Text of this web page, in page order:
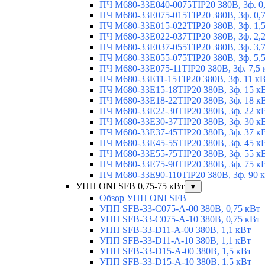
ПЧ M680-33E040-0075TIP20 380В, 3ф.
ПЧ M680-33E075-015TIP20 380В, 3ф.
ПЧ M680-33E015-022TIP20 380В, 3ф.
ПЧ M680-33E022-037TIP20 380В, 3ф.
ПЧ M680-33E037-055TIP20 380В, 3ф.
ПЧ M680-33E055-075TIP20 380В, 3ф.
ПЧ M680-33E075-11TIP20 380В, 3ф. 7,5
ПЧ M680-33E11-15TIP20 380В, 3ф. 11
ПЧ M680-33E15-18TIP20 380В, 3ф. 15
ПЧ M680-33E18-22TIP20 380В, 3ф. 18
ПЧ M680-33E22-30TIP20 380В, 3ф. 22
ПЧ M680-33E30-37TIP20 380В, 3ф. 30
ПЧ M680-33E37-45TIP20 380В, 3ф. 37
ПЧ M680-33E45-55TIP20 380В, 3ф. 45
ПЧ M680-33E55-75TIP20 380В, 3ф. 55
ПЧ M680-33E75-90TIP20 380В, 3ф. 75
ПЧ M680-33E90-110TIP20 380В, 3ф. 90
УПП ONI SFB 0,75-75 кВт
▼
Обзор УПП ONI SFB
УПП SFB-33-C075-A-00 380В, 0,75 кВт
УПП SFB-33-C075-A-10 380В, 0,75 кВт
УПП SFB-33-D11-A-00 380В, 1,1 кВт
УПП SFB-33-D11-A-10 380В, 1,1 кВт
УПП SFB-33-D15-A-00 380В, 1,5 кВт
УПП SFB-33-D15-A-10 380В, 1,5 кВт